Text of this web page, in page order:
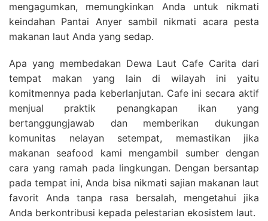
mengagumkan, memungkinkan Anda untuk nikmati
keindahan Pantai Anyer sambil nikmati acara pesta
makanan laut Anda yang sedap.
Apa yang membedakan Dewa Laut Cafe Carita dari
tempat makan yang lain di wilayah ini yaitu
komitmennya pada keberlanjutan. Cafe ini secara aktif
menjual praktik penangkapan ikan yang
bertanggungjawab dan memberikan dukungan
komunitas nelayan setempat, memastikan jika
makanan seafood kami mengambil sumber dengan
cara yang ramah pada lingkungan. Dengan bersantap
pada tempat ini, Anda bisa nikmati sajian makanan laut
favorit Anda tanpa rasa bersalah, mengetahui jika
Anda berkontribusi kepada pelestarian ekosistem laut.